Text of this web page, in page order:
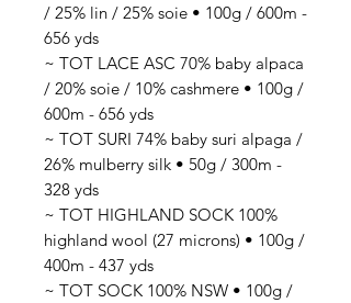
/ 25% lin / 25% soie • 100g / 600m -
656 yds
~ TOT LACE ASC 70% baby alpaca
/ 20% soie / 10% cashmere • 100g /
600m - 656 yds
~ TOT SURI 74% baby suri alpaga /
26% mulberry silk • 50g / 300m -
328 yds
~ TOT HIGHLAND SOCK 100%
highland wool (27 microns) • 100g /
400m - 437 yds
~ TOT SOCK 100% NSW • 100g /